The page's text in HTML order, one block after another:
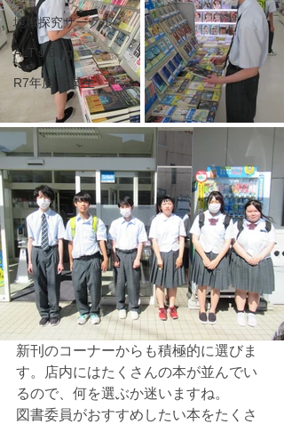
地域探究サークル
ALT's Blog
R7年度 卒業生
新刊のコーナーからも積極的に選びま
す。店内にはたくさんの本が並んでい
るので、何を選ぶか迷いますね。
図書委員がおすすめしたい本をたくさ